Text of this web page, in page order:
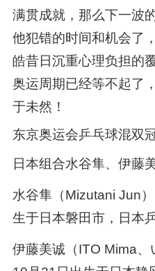
满贯成就，那么下一波
他犯错的时间和机会了
皓昔日沉重心理负担的
奥运周期已经等不起了
于未然！
东京奥运会乒乓球混双
日本组合水谷隼、伊藤美
水谷隼（Mizutani Jun
生于日本磐田市，日本
伊藤美诚（ITO Mima